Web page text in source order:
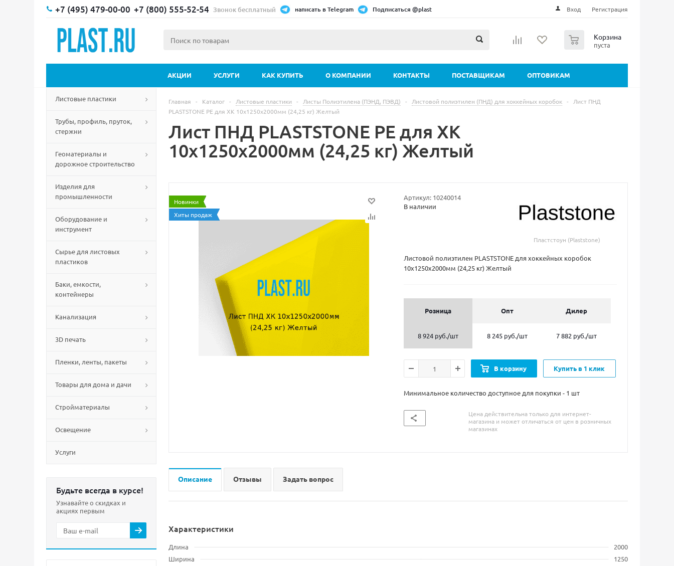
+7 (495) 479-00-00 +7 (800) 555-52-54 Звонок бесплатный написать в Telegram Подписаться @plast Вход Регистрация
Корзина
пуста
АКЦИИ УСЛУГИ КАК КУПИТЬ О КОМПАНИИ КОНТАКТЫ ПОСТАВЩИКАМ ОПТОВИКАМ
Листовые пластики
Трубы, профиль, пруток,
стержни
Геоматериалы и
дорожное строительство
Изделия для
промышленности
Оборудование и
инструмент
Сырье для листовых
пластиков
Баки, емкости,
контейнеры
Канализация
3D печать
Пленки, ленты, пакеты
Товары для дома и дачи
Стройматериалы
Освещение
Услуги
Будьте всегда в курсе!
Узнавайте о скидках и
акциях первым
Главная - Каталог - Листовые пластики - Листы Полиэтилена (ПЭНД, ПЭВД) - Листовой полиэтилен (ПНД) для хоккейных коробок -
Лист ПНД
PLASTSTONE PE для ХК 10х1250х2000мм (24,25 кг) Желтый
Лист ПНД PLASTSTONE PE для ХК
10х1250х2000мм (24,25 кг) Желтый
Новинки
Хиты продаж
Артикул: 10240014
В наличии
Пластстоун (Plaststone)
Листовой полиэтилен PLASTSTONE для хоккейных коробок
10х1250х2000мм (24,25 кг) Желтый
Розница Опт Дилер
8 924 руб./шт 8 245 руб./шт 7 882 руб./шт
В корзину Купить в 1 клик
Минимальное количество доступное для покупки - 1 шт
Цена действительна только для интернет-
магазина и может отличаться от цен в розничных
магазинах
Описание Отзывы Задать вопрос
Характеристики
Длина
2000
Ширина
1250